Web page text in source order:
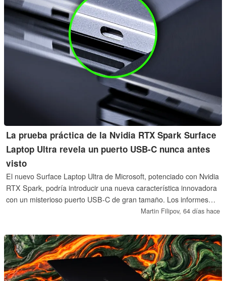
La prueba práctica de la Nvidia RTX Spark Surface
Laptop Ultra revela un puerto USB-C nunca antes
visto
El nuevo Surface Laptop Ultra de Microsoft, potenciado con Nvidia
RTX Spark, podría introducir una nueva característica innovadora
con un misterioso puerto USB-C de gran tamaño. Los informes
prácticos sugieren que el exclusivo puerto USB-C podría admitir
comodidad.
Martin Filipov, 64 días hace